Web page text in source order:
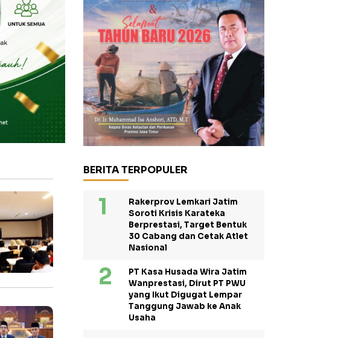
BERITA TERPOPULER
Rakerprov Lemkari Jatim
Soroti Krisis Karateka
Berprestasi, Target Bentuk
30 Cabang dan Cetak Atlet
Nasional
PT Kasa Husada Wira Jatim
Wanprestasi, Dirut PT PWU
yang Ikut Digugat Lempar
Tanggung Jawab ke Anak
Usaha